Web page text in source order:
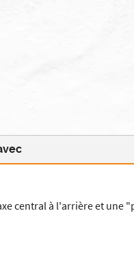
central à l'arrière et une